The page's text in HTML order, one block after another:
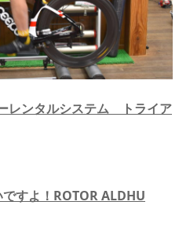
ンタルシステム トライア
すよ！ROTOR ALDHU